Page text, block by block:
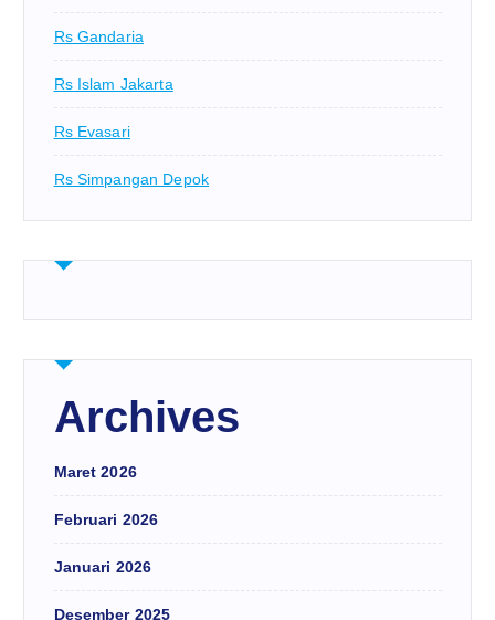
Rs Gandaria
Rs Islam Jakarta
Rs Evasari
Rs Simpangan Depok
Archives
Maret 2026
Februari 2026
Januari 2026
Desember 2025